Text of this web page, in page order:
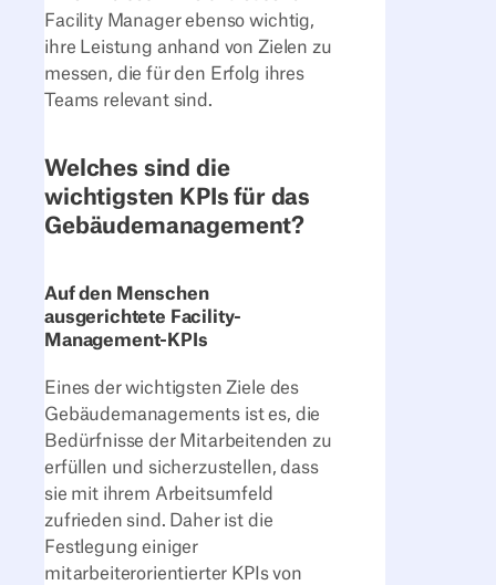
Facility Manager ebenso wichtig,
ihre Leistung anhand von Zielen zu
messen, die für den Erfolg ihres
Teams relevant sind.
Welches sind die
wichtigsten KPIs für das
Gebäudemanagement?
Auf den Menschen
ausgerichtete Facility-
Management-KPIs
Eines der wichtigsten Ziele des
Gebäudemanagements ist es, die
Bedürfnisse der Mitarbeitenden zu
erfüllen und sicherzustellen, dass
sie mit ihrem Arbeitsumfeld
zufrieden sind. Daher ist die
Festlegung einiger
mitarbeiterorientierter KPIs von